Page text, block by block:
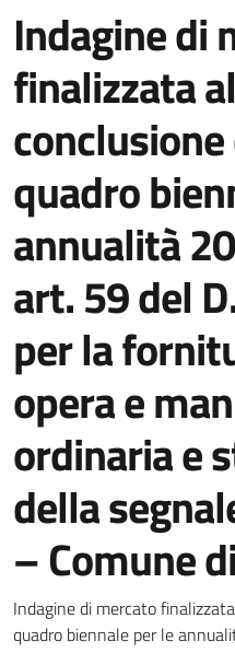
Indagine di
finalizzata
quadro
annualità
art. 59 del
per la
opera e
ordinaria e
della
– Comune
Dettagli della
Indagine di mercato
quadro biennale per le